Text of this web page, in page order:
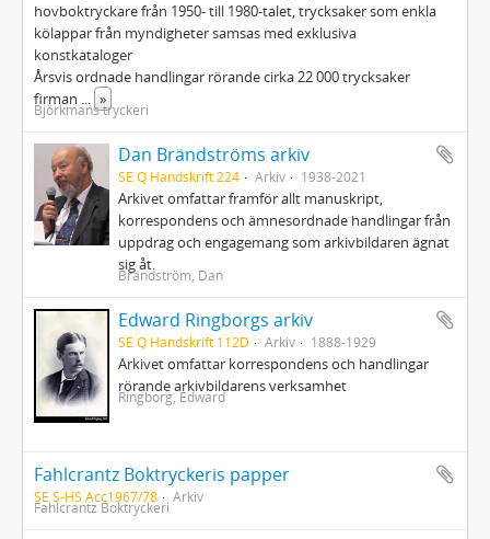
hovboktryckare från 1950- till 1980-talet, trycksaker som enkla
kölappar från myndigheter samsas med exklusiva
konstkataloger
Årsvis ordnade handlingar rörande cirka 22 000 trycksaker
firman ... »
Björkmans tryckeri
Dan Brändströms arkiv
SE Q Handskrift 224 Arkiv 1938-2021
Arkivet omfattar framför allt manuskript,
korrespondens och ämnesordnade handlingar från
uppdrag och engagemang som arkivbildaren ägnat
sig åt.
Brändström, Dan
Edward Ringborgs arkiv
SE Q Handskrift 112D Arkiv 1888-1929
Arkivet omfattar korrespondens och handlingar
rörande arkivbildarens verksamhet
Ringborg, Edward
Fahlcrantz Boktryckeris papper
SE S-HS Acc1967/78 Arkiv
Fahlcrantz Boktryckeri